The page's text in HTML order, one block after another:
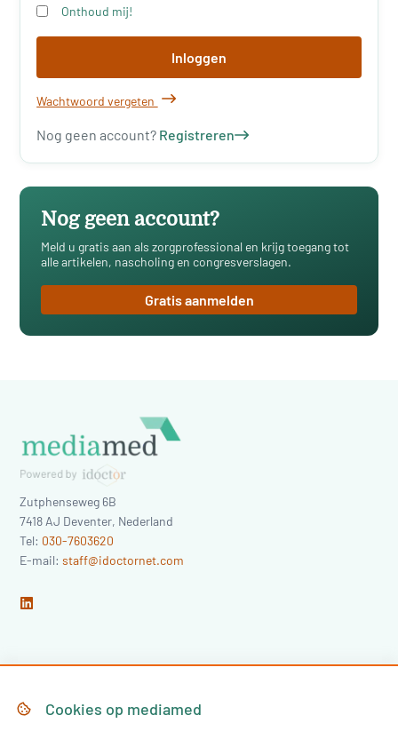
Onthoud mij!
Inloggen
Wachtwoord vergeten
Nog geen account? Registreren
Nog geen account?
Meld u gratis aan als zorgprofessional en krijg toegang tot
alle artikelen, nascholing en congresverslagen.
Gratis aanmelden
Zutphenseweg 6B
7418 AJ Deventer, Nederland
Tel: 030-7603620
E-mail:staff@idoctornet.com
HomeCookies op mediamed